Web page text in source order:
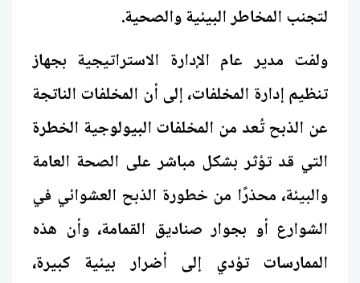
لتجنب المخاطر البيئية والصحية.
ولفت مدير عام الإدارة الاستراتيجية بجهاز
تنظيم إدارة المخلفات، إلى أن المخلفات الناتجة
عن الذبح تُعد من المخلفات البيولوجية الخطرة
التي قد تؤثر بشكل مباشر على الصحة العامة
والبيئة، محذرًا من خطورة الذبح العشوائي في
الشوارع أو بجوار صناديق القمامة، وأن هذه
الممارسات تؤدي إلى أضرار بيئية كبيرة،